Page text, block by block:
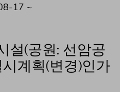
17 ~
설(공원: 선암공
계획(변경)인가